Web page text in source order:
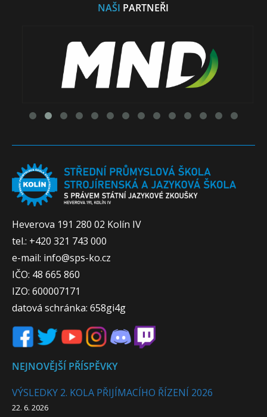
NAŠI PARTNEŘI
Heverova 191 280 02 Kolín IV
tel.: +420 321 743 000
e-mail: info@sps-ko.cz
IČO: 48 665 860
IZO: 600007171
datová schránka: 658gi4g
NEJNOVĚJŠÍ PŘÍSPĚVKY
VÝSLEDKY 2. KOLA PŘIJÍMACÍHO ŘÍZENÍ 2026
22. 6. 2026